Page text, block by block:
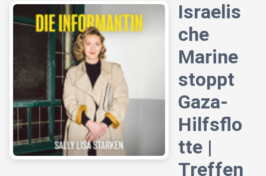
Israelis
che
Marine
stoppt
Gaza-
Hilfsflo
tte |
Treffen